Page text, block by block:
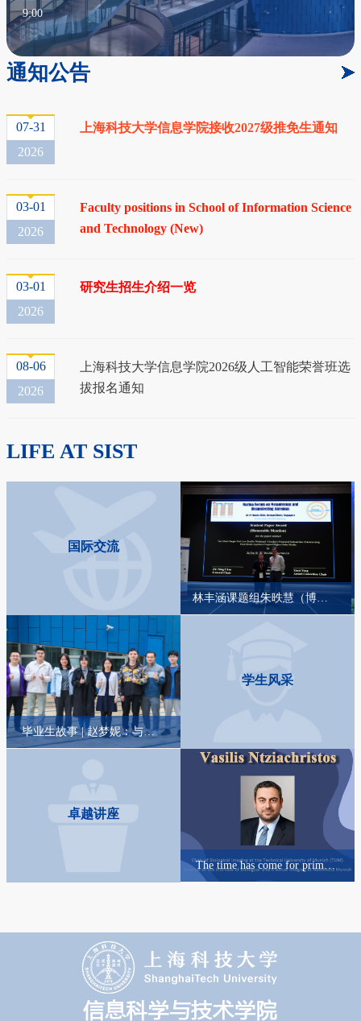
9:00
通知公告
07-31
2026
上海科技大学信息学院接收2027级推免生通知
03-01
2026
Faculty positions in School of Information Science
and Technology (New)
03-01
2026
研究生招生介绍一览
08-06
2026
上海科技大学信息学院2026级人工智能荣誉班选
拔报名通知
LIFE AT SIST
国际交流
张玉瑶课题组田烜宇（博）2026年1月参加AAAI2026会议并做海报展示
毕业生故事 | 吴宜涵：北海虽赊，扶摇可接
学生风采
卓越讲座
Human-Centric AI: Learning and...